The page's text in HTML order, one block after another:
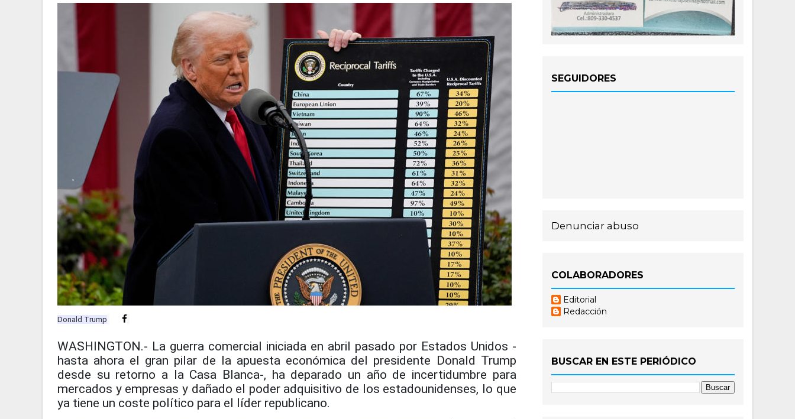
Donald Trump
WASHINGTON.- La guerra comercial iniciada en abril pasado por Estados Unidos -
hasta ahora el gran pilar de la apuesta económica del presidente Donald Trump
desde su retorno a la Casa Blanca-, ha deparado un año de incertidumbre para
mercados y empresas y dañado el poder adquisitivo de los estadounidenses, lo que
ya tiene un coste político para el líder republicano.
SEGUIDORES
Denunciar abuso
COLABORADORES
Editorial
Redacción
BUSCAR EN ESTE PERIÓDICO